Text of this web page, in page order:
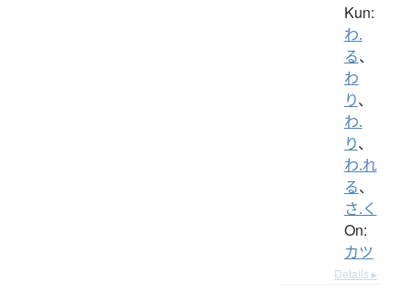
Kun:
わ.
る、
わ
り、
わ.
り、
わ.れ
る、
さ.く
On:
カツ
Details ▸